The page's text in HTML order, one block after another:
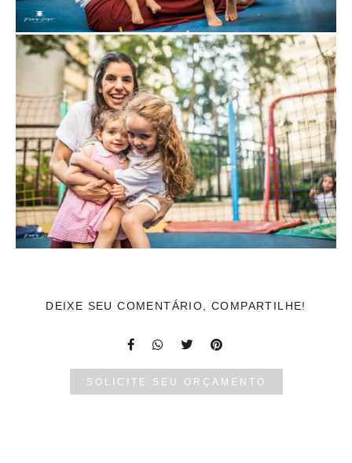
DEIXE SEU COMENTÁRIO, COMPARTILHE!
SOLICITE SEU ORÇAMENTO